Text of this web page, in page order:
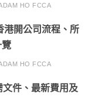
HO FCCA
港開公司流程、所
覽
HO FCCA
文件、最新費用及